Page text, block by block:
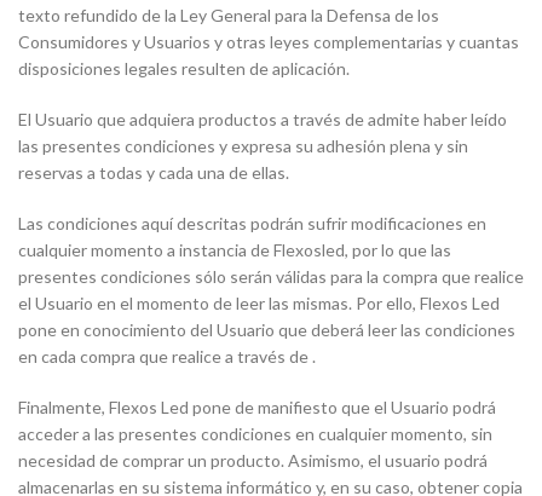
texto refundido de la Ley General para la Defensa de los
Consumidores y Usuarios y otras leyes complementarias y cuantas
disposiciones legales resulten de aplicación.
El Usuario que adquiera productos a través de admite haber leído
las presentes condiciones y expresa su adhesión plena y sin
reservas a todas y cada una de ellas.
Las condiciones aquí descritas podrán sufrir modificaciones en
cualquier momento a instancia de Flexosled, por lo que las
presentes condiciones sólo serán válidas para la compra que realice
el Usuario en el momento de leer las mismas. Por ello, Flexos Led
pone en conocimiento del Usuario que deberá leer las condiciones
en cada compra que realice a través de .
Finalmente, Flexos Led pone de manifiesto que el Usuario podrá
acceder a las presentes condiciones en cualquier momento, sin
necesidad de comprar un producto. Asimismo, el usuario podrá
almacenarlas en su sistema informático y, en su caso, obtener copia